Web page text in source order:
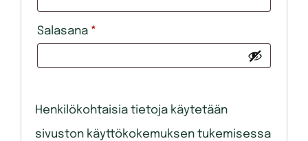
Salasana *
Henkilökohtaisia tietoja käytetään
sivuston käyttökokemuksen tukemisessa